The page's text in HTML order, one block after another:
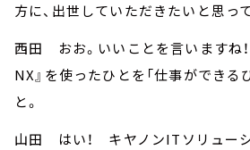
方に、出世していただきたいと思っ
西田 おお。いいことを言います
NX』を使ったひとを「仕事ができる
と。
山田 はい！ キヤノンITソリュー